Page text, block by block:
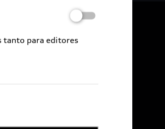
De vuelta al inicio
tanto para editores